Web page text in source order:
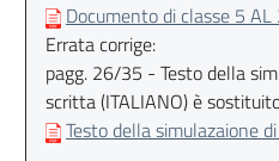
Documento di classe 5
Errata corrige:
pagg. 26/35 - Testo della
scritta (ITALIANO) è
Testo della simulazaione